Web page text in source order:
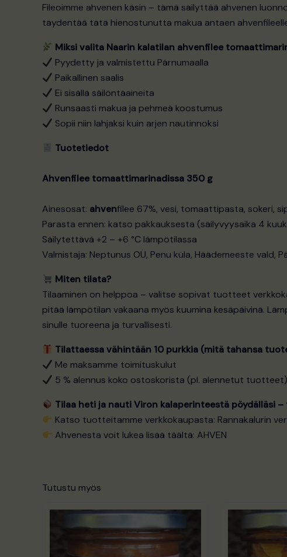
Fileoimme ahvenen käsin – tämä säilyttää ahvenen
täydentää tätä hienostunutta makua antaen
Miksi valita Naarin kalatilan ahvenfilee
Pyydetty ja valmistettu Pärnumaalla
Paikallinen saalis
Ei sisällä säilöntäaineita
Runsaasti makua ja pehmeä koostumus
Sopii niin lahjaksi kuin arjen nautinnoksi
Tuotetiedot
Ahvenfilee tomaattimarinadissa 350 g
Ainesosat: ahvenfilee 67%, vesi, tomaattipasta, sokeri,
Parasta ennen: katso pakkauksesta (säilyvyysaika 4
Säilytettävä +2 – +6 °C lämpötilassa
Valmistaja: Neptunus OÜ, Penu küla, Häädemeeste vald,
Miten tilata?
Tilaaminen on helppoa – valitse sopivat tuotteet
pitää lämpötilan vakaana myös kuumina kesäpäivinä.
sinulle tuoreena ja turvallisesti.
Tilattaessa vähintään 10 purkkia (mitä tahansa
Me maksamme toimituskulut
5 % alennus koko ostoskorista (pl. alennetut tuotteet)
Tilaa heti ja nauti Viron kalaperinteestä pöydälläsi
Katso tuotteitamme verkkokaupasta: Rannakalurin
Ahvenesta voit lukea lisää täältä:AHVEN
Tutustu myös